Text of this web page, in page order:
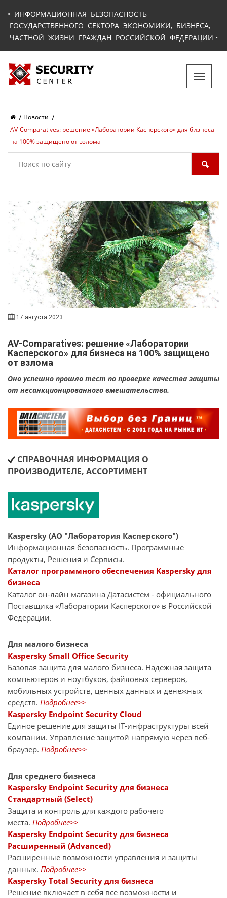
• ИНФОРМАЦИОННАЯ БЕЗОПАСНОСТЬ
ГОСУДАРСТВЕННОГО СЕКТОРА ЭКОНОМИКИ, БИЗНЕСА,
ЧАСТНОЙ ЖИЗНИ ГРАЖДАН РОССИЙСКОЙ ФЕДЕРАЦИИ •
Новости
AV-Comparatives: решение «Лаборатории Касперского» для бизнеса
на 100% защищено от взлома
17 августа 2023
AV-Comparatives: решение «Лаборатории
Касперского» для бизнеса на 100% защищено
от взлома
Оно успешно прошло тест по проверке качества защиты
от несанкционированного вмешательства.
СПРАВОЧНАЯ ИНФОРМАЦИЯ О
ПРОИЗВОДИТЕЛЕ, АССОРТИМЕНТ
Kaspersky (АО "Лаборатория Касперского")
Информационная безопасность. Программные
продукты, Решения и Сервисы.
Каталог программного обеспечения Kaspersky для
бизнеса
Каталог он-лайн магазина Датасиcтем - официального
Поставщика «Лаборатории Касперского» в Российской
Федерации.
Для малого бизнеса
Kaspersky Small Office Security
Базовая защита для малого бизнеса. Надежная защита
компьютеров и ноутбуков, файловых серверов,
мобильных устройств, ценных данных и денежных
средств. Подробнее>>
Kaspersky Endpoint Security Cloud
Единое решение для защиты IT-инфраструктуры всей
компании. Управление защитой напрямую через веб-
браузер. Подробнее>>
Для среднего бизнеса
Kaspersky Endpoint Security для бизнеса
Стандартный (Select)
Защита и контроль для каждого рабочего
места. Подробнее>>
Kaspersky Endpoint Security для бизнеса
Расширенный (Advanced)
Расширенные возможности управления и защиты
данных. Подробнее>>
Kaspersky Total Security для бизнеса
Решение включает в себя все возможности и